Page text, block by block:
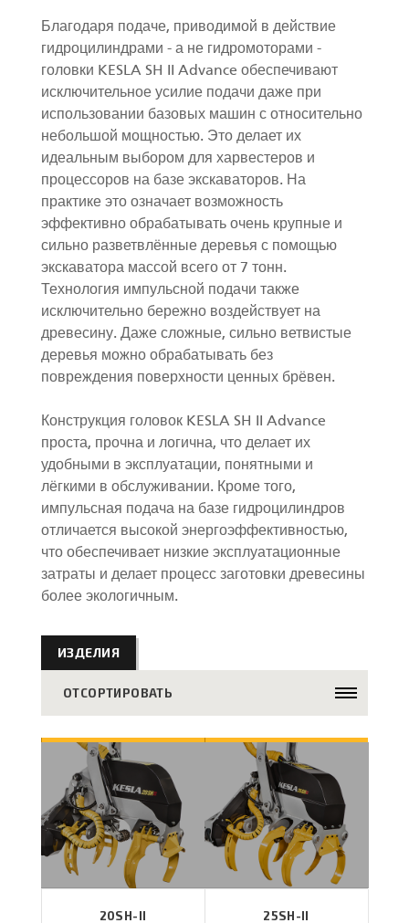
Благодаря подаче, приводимой в действие
гидроцилиндрами - а не гидромоторами -
головки KESLA SH II Advance обеспечивают
исключительное усилие подачи даже при
использовании базовых машин с относительно
небольшой мощностью. Это делает их
идеальным выбором для харвестеров и
процессоров на базе экскаваторов. На
практике это означает возможность
эффективно обрабатывать очень крупные и
сильно разветвлённые деревья с помощью
экскаватора массой всего от 7 тонн.
Технология импульсной подачи также
исключительно бережно воздействует на
древесину. Даже сложные, сильно ветвистые
деревья можно обрабатывать без
повреждения поверхности ценных брёвен.
Конструкция головок KESLA SH II Advance
проста, прочна и логична, что делает их
удобными в эксплуатации, понятными и
лёгкими в обслуживании. Кроме того,
импульсная подача на базе гидроцилиндров
отличается высокой энергоэффективностью,
что обеспечивает низкие эксплуатационные
затраты и делает процесс заготовки древесины
более экологичным.
ИЗДЕЛИЯ
ОТСОРТИРОВАТЬ
20SH-II 25SH-II